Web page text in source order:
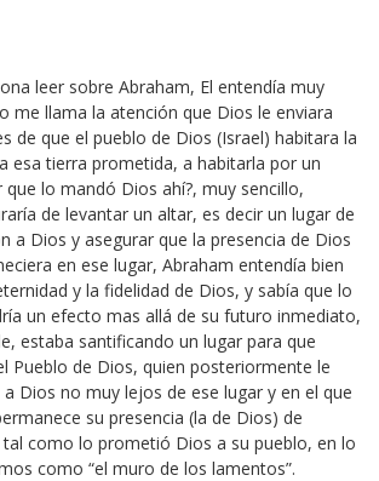
leer sobre Abraham, El entendía muy
me llama la atención que Dios le enviara
de que el pueblo de Dios (Israel) habitara la
esa tierra prometida, a habitarla por un
lo mandó Dios ahí?, muy sencillo,
de levantar un altar, es decir un lugar de
a Dios y asegurar que la presencia de Dios
en ese lugar, Abraham entendía bien
y la fidelidad de Dios, y sabía que lo
un efecto mas allá de su futuro inmediato,
estaba santificando un lugar para que
Pueblo de Dios, quien posteriormente le
Dios no muy lejos de ese lugar y en el que
su presencia (la de Dios) de
como lo prometió Dios a su pueblo, en lo
como “el muro de los lamentos”.